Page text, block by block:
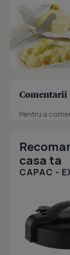
Comentarii
Pentru a
casa ta
CAPAC -